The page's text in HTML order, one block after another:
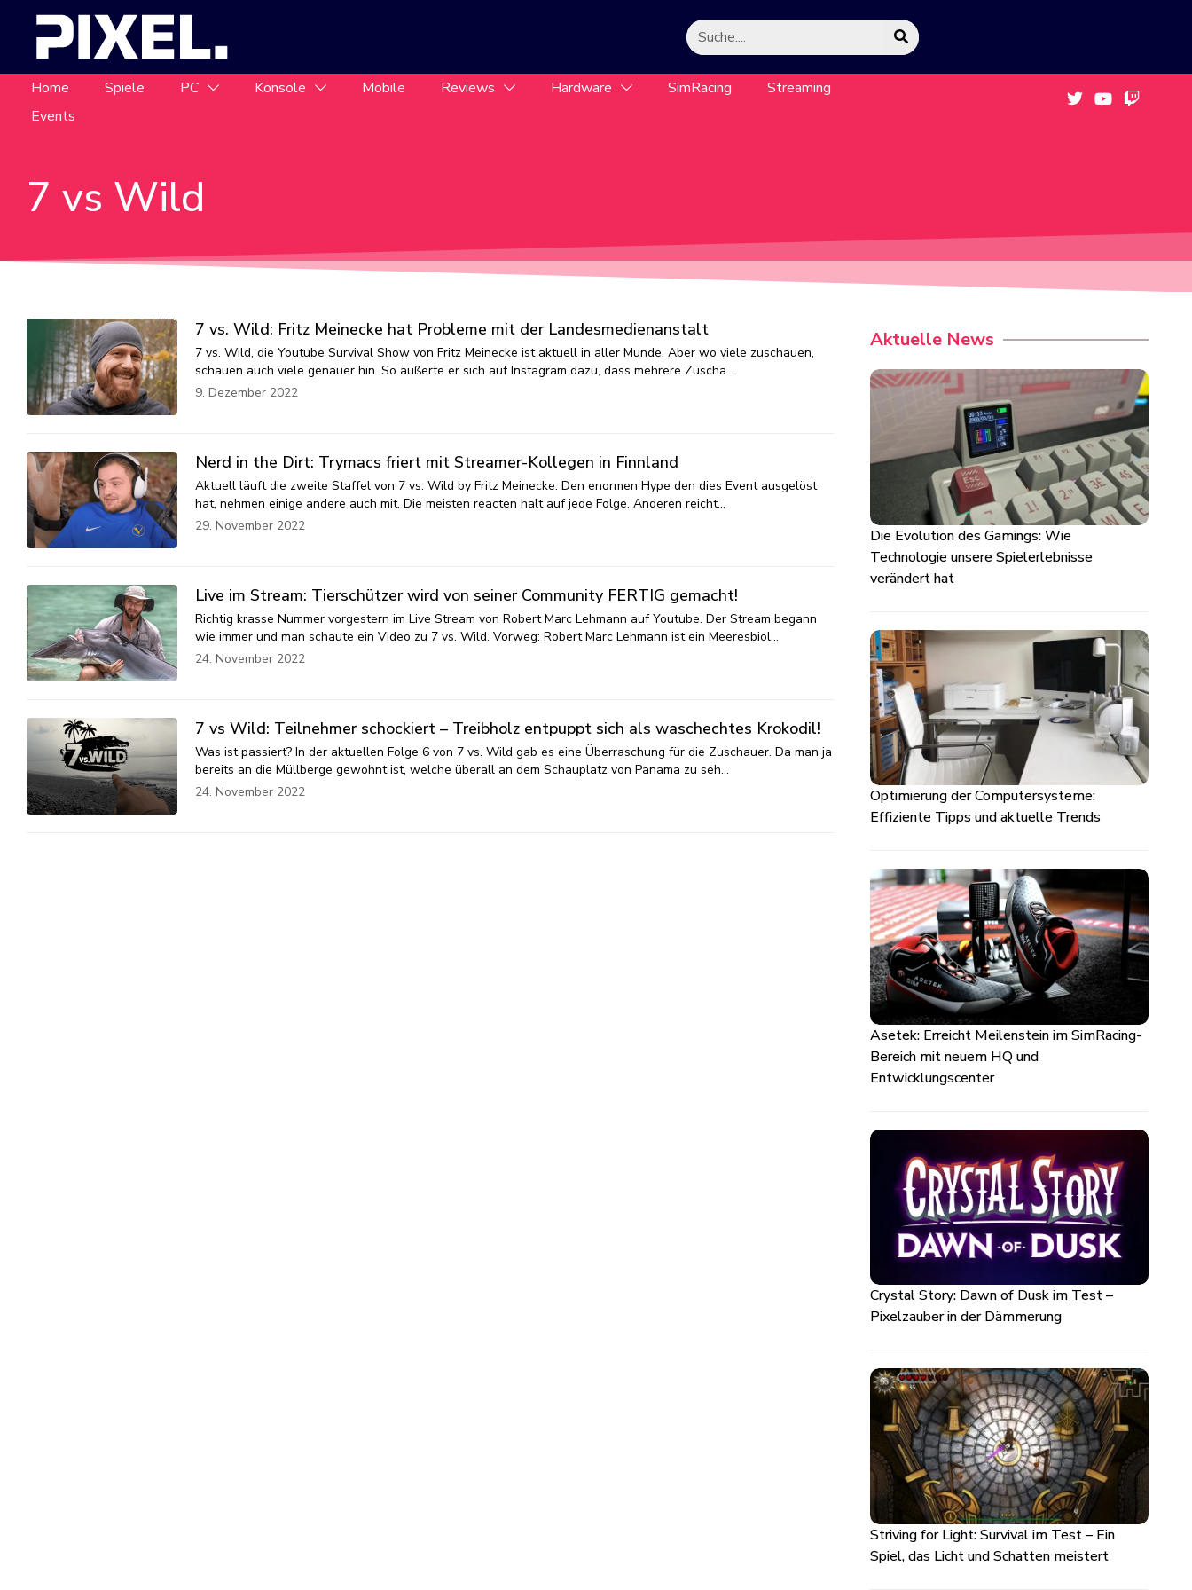
Home Spiele PC Konsole Mobile Reviews Hardware SimRacing
Streaming
Events
7 vs Wild
7 vs. Wild: Fritz Meinecke hat Probleme mit der Landesmedienanstalt
7 vs. Wild, die Youtube Survival Show von Fritz Meinecke ist aktuell in aller Munde. Aber wo viele zuschauen,
schauen auch viele genauer hin. So äußerte er sich auf Instagram dazu, dass mehrere Zuscha…
9. Dezember 2022
Nerd in the Dirt: Trymacs friert mit Streamer-Kollegen in Finnland
Aktuell läuft die zweite Staffel von 7 vs. Wild by Fritz Meinecke. Den enormen Hype den dies Event ausgelöst
hat, nehmen einige andere auch mit. Die meisten reacten halt auf jede Folge. Anderen reicht…
29. November 2022
Live im Stream: Tierschützer wird von seiner Community FERTIG gemacht!
Richtig krasse Nummer vorgestern im Live Stream von Robert Marc Lehmann auf Youtube. Der Stream begann
wie immer und man schaute ein Video zu 7 vs. Wild. Vorweg: Robert Marc Lehmann ist ein Meeresbiol…
24. November 2022
7 vs Wild: Teilnehmer schockiert – Treibholz entpuppt sich als waschechtes Krokodil!
Was ist passiert? In der aktuellen Folge 6 von 7 vs. Wild gab es eine Überraschung für die Zuschauer. Da man ja
bereits an die Müllberge gewohnt ist, welche überall an dem Schauplatz von Panama zu seh…
24. November 2022
Aktuelle News
Die Evolution des Gamings: Wie
Technologie unsere Spielerlebnisse
verändert hat
Optimierung der Computersysteme:
Effiziente Tipps und aktuelle Trends
Asetek: Erreicht Meilenstein im SimRacing-
Bereich mit neuem HQ und
Entwicklungscenter
Crystal Story: Dawn of Dusk im Test –
Pixelzauber in der Dämmerung
Striving for Light: Survival im Test – Ein
Spiel, das Licht und Schatten meistert